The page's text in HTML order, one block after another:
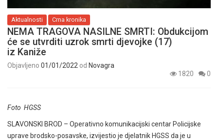
Aktualnosti Crna kronika
NEMA TRAGOVA NASILNE SMRTI: Obdukcijom
će se utvrditi uzrok smrti djevojke (17)
iz Kaniže
Objavljeno 01/01/2022 od Novagra
1820
0
Foto HGSS
SLAVONSKI BROD – Operativno komunikacijski centar Policijske
uprave brodsko-posavske, izvijestio je djelatnik HGSS da je u